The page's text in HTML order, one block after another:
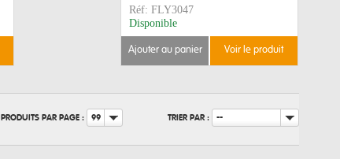
Réf: FLY3047
Disponible
ajouter au panier voir le produit
TRIER PAR : --
PRODUITS PAR PAGE : 99